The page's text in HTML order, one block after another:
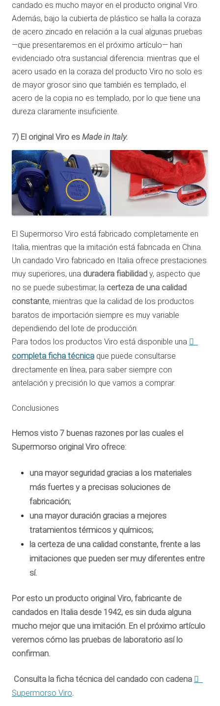
candado es mucho mayor en el producto original Viro.
Además, bajo la cubierta de plástico se halla la coraza
de acero zincado en relación a la cual algunas pruebas
—que presentaremos en el próximo artículo— han
evidenciado otra sustancial diferencia: mientras que el
acero usado en la coraza del producto Viro no solo es
de mayor grosor sino que también es templado, el
acero de la copia no es templado, por lo que tiene una
dureza claramente insuficiente.
7) El original Viro es Made in Italy.
El Supermorso Viro está fabricado completamente en
Italia, mientras que la imitación está fabricada en China.
Un candado Viro fabricado en Italia ofrece prestaciones
muy superiores, una duradera fiabilidad y, aspecto que
no se puede subestimar, la certeza de una calidad
constante, mientras que la calidad de los productos
baratos de importación siempre es muy variable
dependiendo del lote de producción.
Para todos los productos Viro está disponible una
completa ficha técnica que puede consultarse
directamente en línea, para saber siempre con
antelación y precisión lo que vamos a comprar.
Conclusiones
Hemos visto 7 buenas razones por las cuales el
Supermorso original Viro ofrece:
una mayor seguridad gracias a los materiales
más fuertes y a precisas soluciones de
fabricación;
una mayor duración gracias a mejores
tratamientos térmicos y químicos;
la certeza de una calidad constante, frente a las
imitaciones que pueden ser muy diferentes entre
sí.
Por esto un producto original Viro, fabricante de
candados en Italia desde 1942, es sin duda alguna
mucho mejor que una imitación. En el próximo artículo
veremos cómo las pruebas de laboratorio así lo
confirman.
Consulta la ficha técnica del candado con cadena
Supermorso Viro.